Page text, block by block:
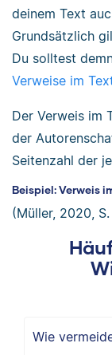
deinem Text
Grundsätzlich
Du solltest
Verweise im
Der Verweis im
der
Seitenzahl der
Beispiel: Verweis
(Müller, 2020,
Wie